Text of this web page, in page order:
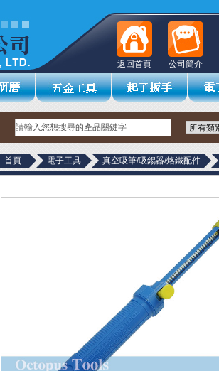
公司簡介
返回首頁
首頁 電子工具 真空吸筆/吸錫器/烙鐵配件